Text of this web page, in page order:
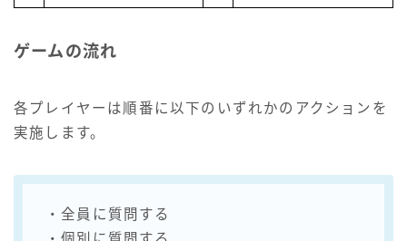
ゲームの流れ
各プレイヤーは順番に以下のいずれかのアクションを
実施します。
・全員に質問する